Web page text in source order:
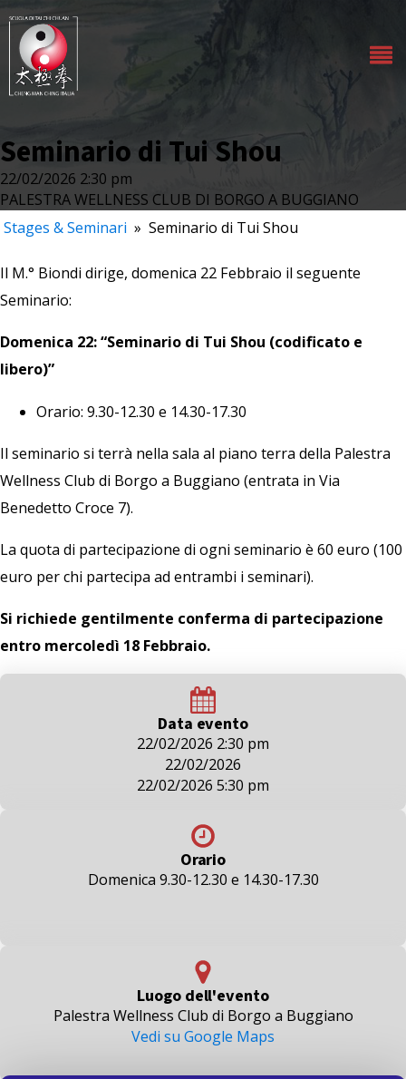
Seminario di Tui Shou
22/02/2026 2:30 pm
PALESTRA WELLNESS CLUB DI BORGO A BUGGIANO
Stages & Seminari » Seminario di Tui Shou
Il M.° Biondi dirige, domenica 22 Febbraio il seguente
Seminario:
Domenica 22: “Seminario di Tui Shou (codificato e
libero)”
Orario: 9.30-12.30 e 14.30-17.30
Il seminario si terrà nella sala al piano terra della Palestra
Wellness Club di Borgo a Buggiano (entrata in Via
Benedetto Croce 7).
La quota di partecipazione di ogni seminario è 60 euro (100
euro per chi partecipa ad entrambi i seminari).
Si richiede gentilmente conferma di partecipazione
entro mercoledì 18 Febbraio.
Data evento
22/02/2026 2:30 pm
22/02/2026
22/02/2026 5:30 pm
Orario
Domenica 9.30-12.30 e 14.30-17.30
Luogo dell'evento
Palestra Wellness Club di Borgo a Buggiano
Vedi su Google Maps